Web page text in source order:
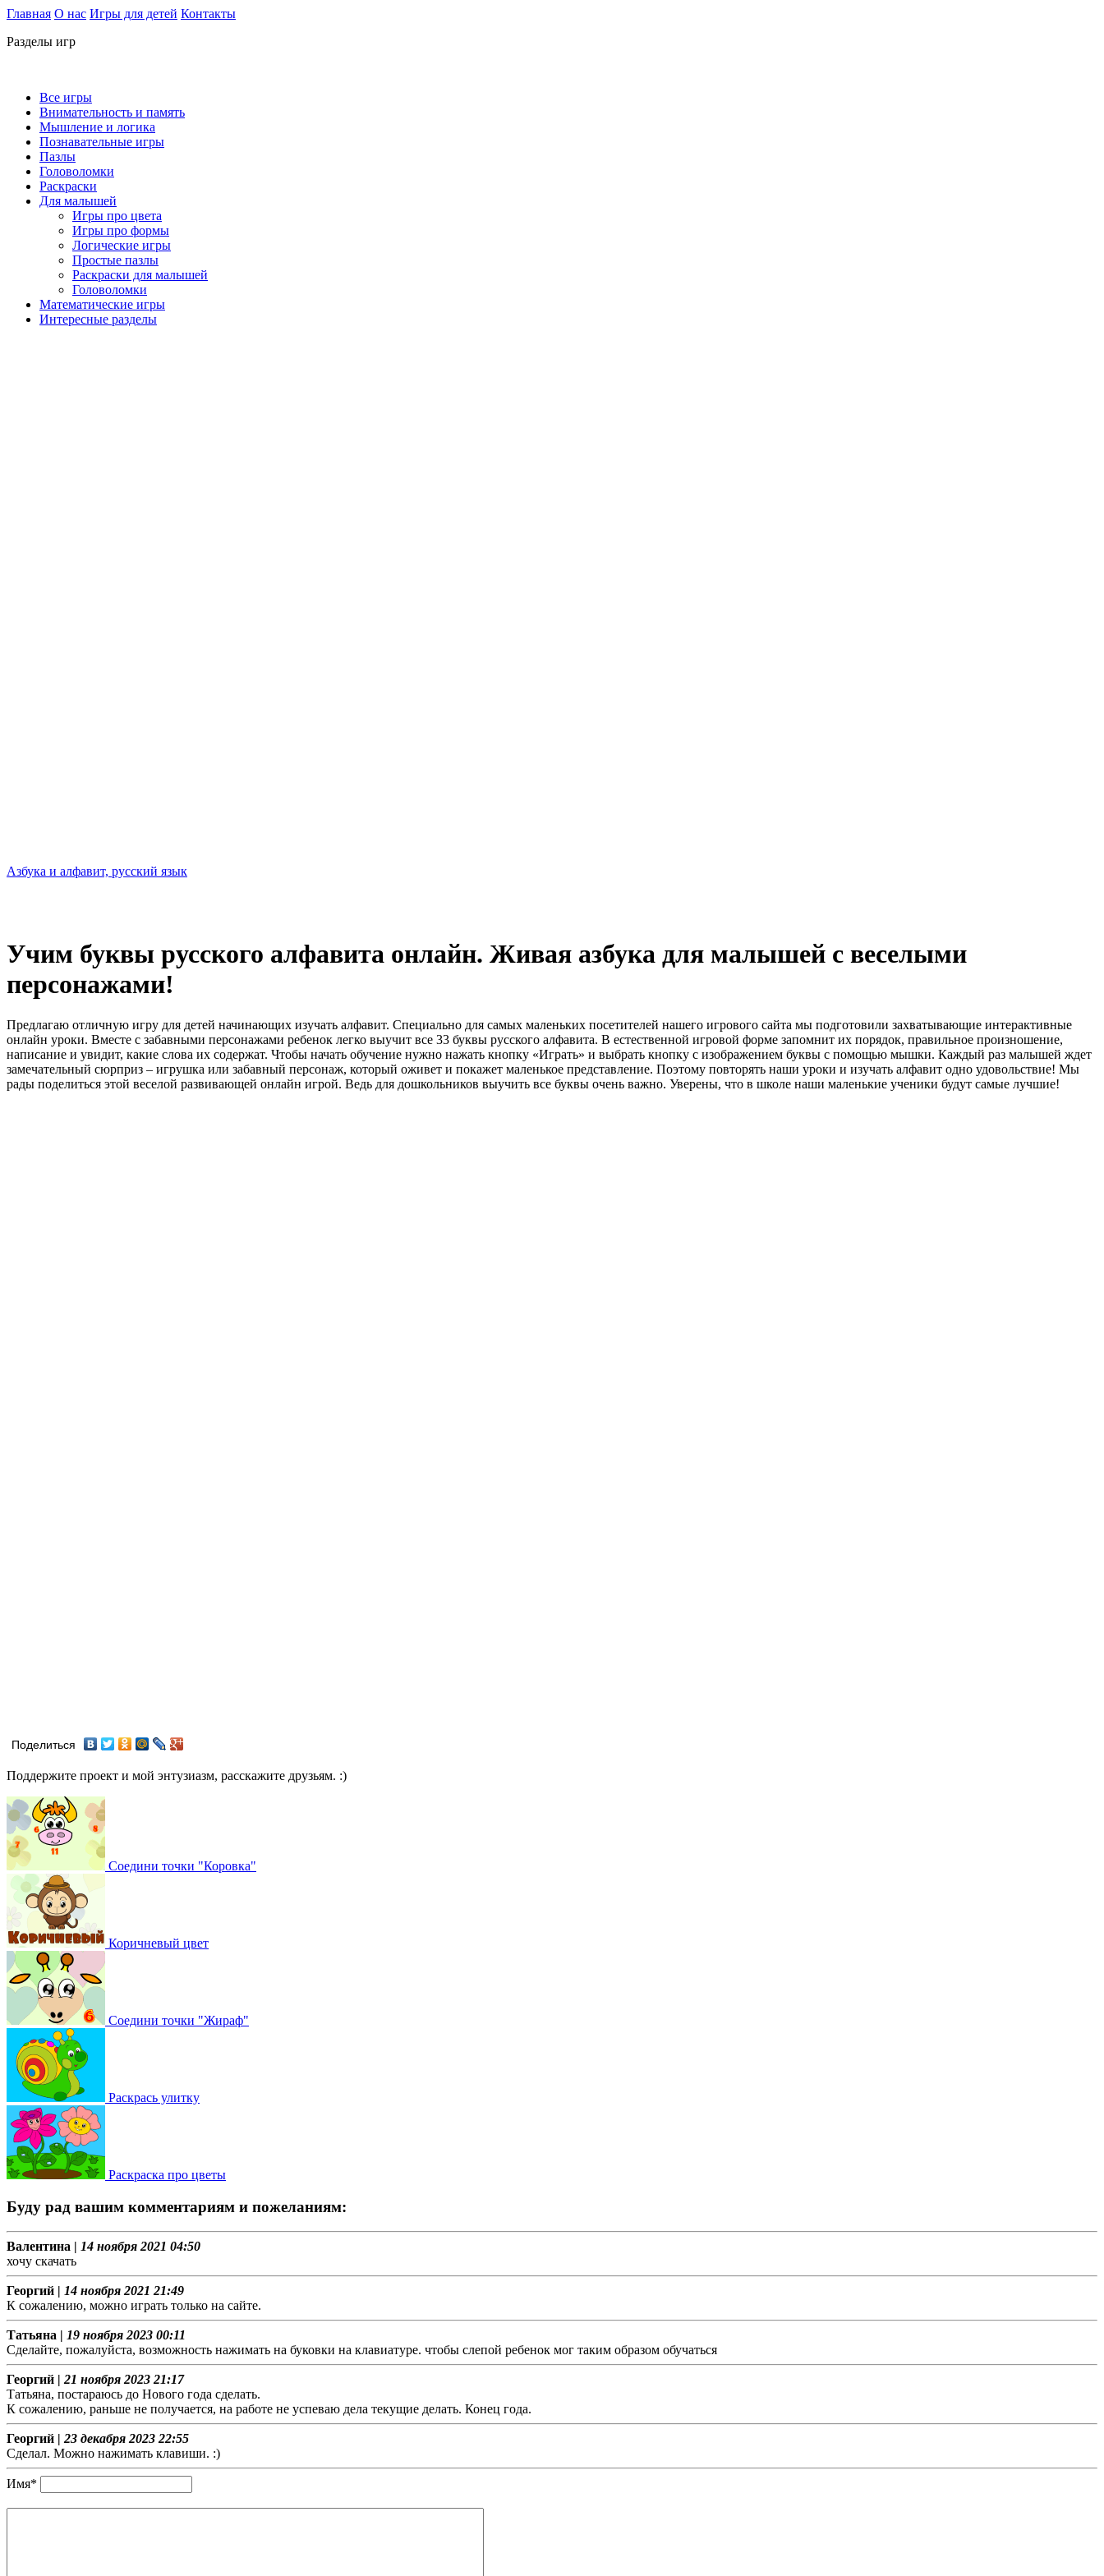
Главная О нас Игры для детей Контакты
Разделы игр
Все игры
Внимательность и память
Мышление и логика
Познавательные игры
Пазлы
Головоломки
Раскраски
Для малышей
Игры про цвета
Игры про формы
Логические игры
Простые пазлы
Раскраски для малышей
Головоломки
Математические игры
Интересные разделы
Азбука и алфавит, русский язык
Учим буквы русского алфавита онлайн. Живая азбука для малышей с веселыми
персонажами!
Предлагаю отличную игру для детей начинающих изучать алфавит. Специально для самых маленьких посетителей нашего игрового сайта мы подготовили захватывающие интерактивные
онлайн уроки. Вместе с забавными персонажами ребенок легко выучит все 33 буквы русского алфавита. В естественной игровой форме запомнит их порядок, правильное произношение,
написание и увидит, какие слова их содержат. Чтобы начать обучение нужно нажать кнопку «Играть» и выбрать кнопку с изображением буквы с помощью мышки. Каждый раз малышей ждет
замечательный сюрприз – игрушка или забавный персонаж, который оживет и покажет маленькое представление. Поэтому повторять наши уроки и изучать алфавит одно удовольствие! Мы
рады поделиться этой веселой развивающей онлайн игрой. Ведь для дошкольников выучить все буквы очень важно. Уверены, что в школе наши маленькие ученики будут самые лучшие!
Поделиться
Поддержите проект и мой энтузиазм, расскажите друзьям. :)
Соедини точки "Коровка"
Коричневый цвет
Соедини точки "Жираф"
Раскрась улитку
Раскраска про цветы
Буду рад вашим комментариям и пожеланиям:
Валентина | 14 ноября 2021 04:50
хочу скачать
Георгий | 14 ноября 2021 21:49
К сожалению, можно играть только на сайте.
Татьяна | 19 ноября 2023 00:11
Сделайте, пожалуйста, возможность нажимать на буковки на клавиатуре. чтобы слепой ребенок мог таким образом обучаться
Георгий | 21 ноября 2023 21:17
Татьяна, постараюсь до Нового года сделать.
К сожалению, раньше не получается, на работе не успеваю дела текущие делать. Конец года.
Георгий | 23 декабря 2023 22:55
Сделал. Можно нажимать клавиши. :)
Имя*